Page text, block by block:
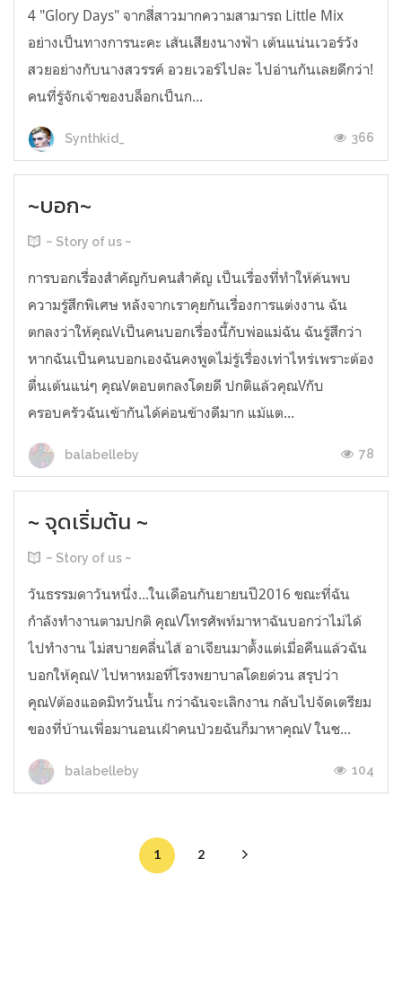
4 "Glory Days" จากสี่สาวมากความสามารถ Little Mix
อย่างเป็นทางการนะคะ เส้นเสียงนางฟ้า เต้นแน่นเวอร์วัง
สวยอย่างกับนางสวรรค์ อวยเวอร์ไปละ ไปอ่านกันเลยดีกว่า!
คนที่รู้จักเจ้าของบล็อกเป็นก...
Synthkid_ 366
~บอก~
~ Story of us ~
การบอกเรื่องสำคัญกับคนสำคัญ เป็นเรื่องที่ทำให้ค้นพบ
ความรู้สึกพิเศษ หลังจากเราคุยกันเรื่องการแต่งงาน ฉัน
ตกลงว่าให้คุณVเป็นคนบอกเรื่องนี้กับพ่อแม่ฉัน ฉันรู้สึกว่า
หากฉันเป็นคนบอกเองฉันคงพูดไม่รู้เรื่องเท่าไหร่เพราะต้อง
ตื่นเต้นแน่ๆ คุณVตอบตกลงโดยดี ปกติแล้วคุณVกับ
ครอบครัวฉันเข้ากันได้ค่อนข้างดีมาก แม้แต...
balabelleby 78
~ จุดเริ่มต้น ~
~ Story of us ~
วันธรรมดาวันหนึ่ง...ในเดือนกันยายนปี2016 ขณะที่ฉัน
กำลังทำงานตามปกติ คุณVโทรศัพท์มาหาฉันบอกว่าไม่ได้
ไปทำงาน ไม่สบายคลื่นไส้ อาเจียนมาตั้งแต่เมื่อคืนแล้วฉัน
บอกให้คุณV ไปหาหมอที่โรงพยาบาลโดยด่วน สรุปว่า
คุณVต้องแอดมิทวันนั้น กว่าฉันจะเลิกงาน กลับไปจัดเตรียม
ของที่บ้านเพื่อมานอนเฝ้าคนป่วยฉันก็มาหาคุณV ในช...
balabelleby 104
1 2